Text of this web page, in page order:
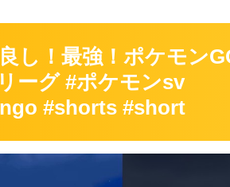
し！最強！ポケモン
ーグ #ポケモンsv
#shorts #short